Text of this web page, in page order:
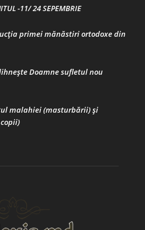
-11/ 24 SEPEMBRIE
primei mănăstiri ortodoxe din
Doamne sufletul nou
malahiei (masturbării) şi